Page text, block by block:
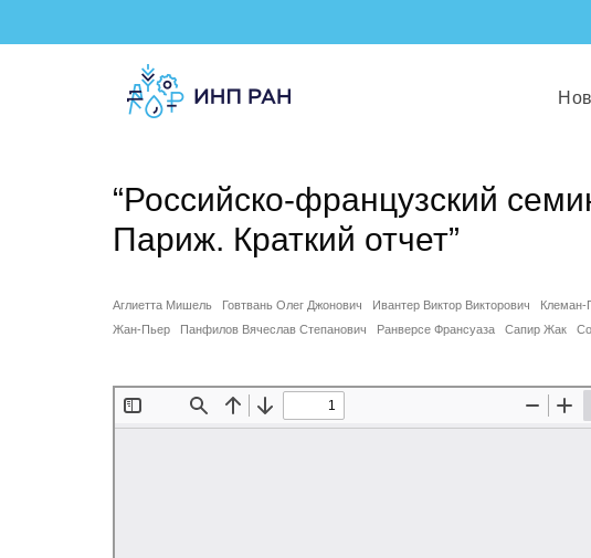
“Российско-французский
Париж. Краткий отчет”
Аглиетта Мишель Говтвань Олег Джонович Ивантер Виктор Викторович Клеман-
Жан-Пьер
Панфилов Вячеслав Степанович Ранверсе Франсуаза Сапир Жак